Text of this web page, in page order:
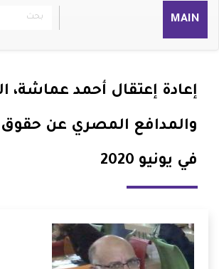
MAIN
إعادة إعتقال أحمد عماشة،
والمدافع المصري عن حقوق
في يونيو 2020